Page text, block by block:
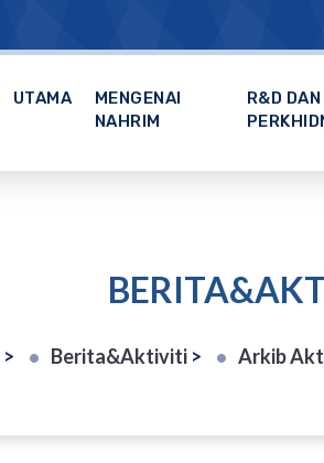
UTAMA
MENGENAI
NAHRIM
R&D DAN
> Berita&Aktiviti > Arkib